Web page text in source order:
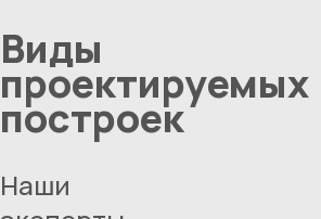
Виды
проектируемых
построек
Наши